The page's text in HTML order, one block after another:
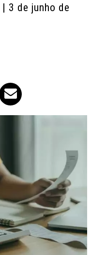
| 3 de junho de